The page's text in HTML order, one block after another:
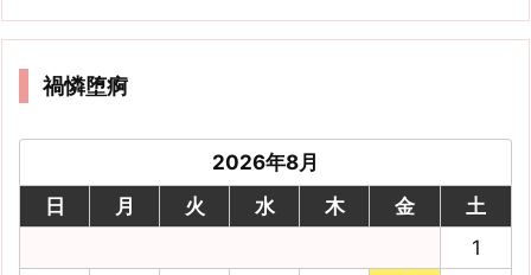
禍憐堕痾
2026年8月
日
月 火 水 木 金
土
1